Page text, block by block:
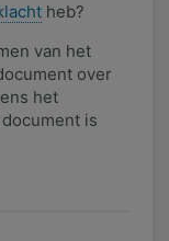
heb?
van het
over
het
is